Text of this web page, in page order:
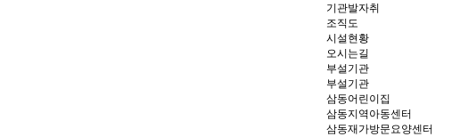
기관발자취
조직도
시설현황
오시는길
부설기관
부설기관
삼동어린이집
삼동지역아동센터
삼동재가방문요양센터